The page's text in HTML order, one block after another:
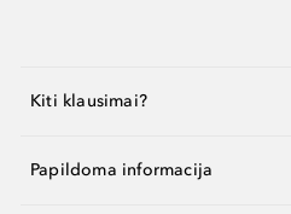
Kiti klausimai?
Papildoma informacija